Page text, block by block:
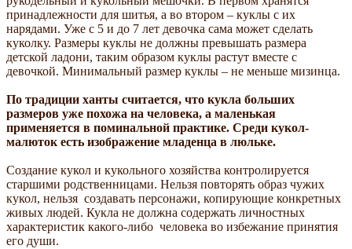
принадлежности для шитья, а во втором – куклы с их
нарядами. Уже с 5 и до 7 лет девочка сама может сделать
куколку. Размеры куклы не должны превышать размера
детской ладони, таким образом куклы растут вместе с
девочкой. Минимальный размер куклы – не меньше мизинца.
По традиции ханты считается, что кукла больших
размеров уже похожа на человека, а маленькая
применяется в поминальной практике. Среди кукол-
малюток есть изображение младенца в люльке.
Создание кукол и кукольного хозяйства контролируется
старшими родственницами. Нельзя повторять образ чужих
кукол, нельзя создавать персонажи, копирующие конкретных
живых людей. Кукла не должна содержать личностных
характеристик какого-либо человека во избежание принятия
его души.